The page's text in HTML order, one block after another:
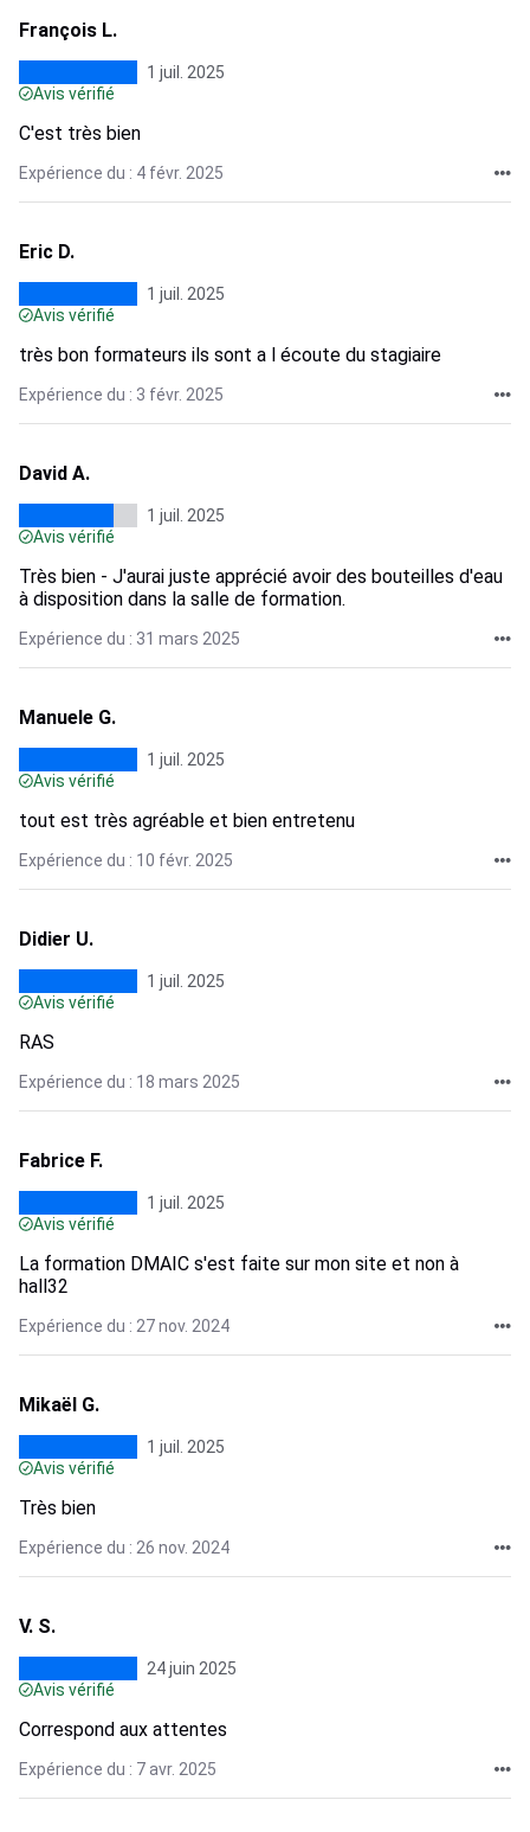
François L.
1 juil. 2025
Avis vérifié
C'est très bien
Expérience du : 4 févr. 2025
Eric D.
1 juil. 2025
Avis vérifié
très bon formateurs ils sont a l écoute du stagiaire
Expérience du : 3 févr. 2025
David A.
1 juil. 2025
Avis vérifié
Très bien - J'aurai juste apprécié avoir des bouteilles d'eau
à disposition dans la salle de formation.
Expérience du : 31 mars 2025
Manuele G.
1 juil. 2025
Avis vérifié
tout est très agréable et bien entretenu
Expérience du : 10 févr. 2025
Didier U.
1 juil. 2025
Avis vérifié
RAS
Expérience du : 18 mars 2025
Fabrice F.
1 juil. 2025
Avis vérifié
La formation DMAIC s'est faite sur mon site et non à
hall32
Expérience du : 27 nov. 2024
Mikaël G.
1 juil. 2025
Avis vérifié
Très bien
Expérience du : 26 nov. 2024
V. S.
24 juin 2025
Avis vérifié
Correspond aux attentes
Expérience du : 7 avr. 2025